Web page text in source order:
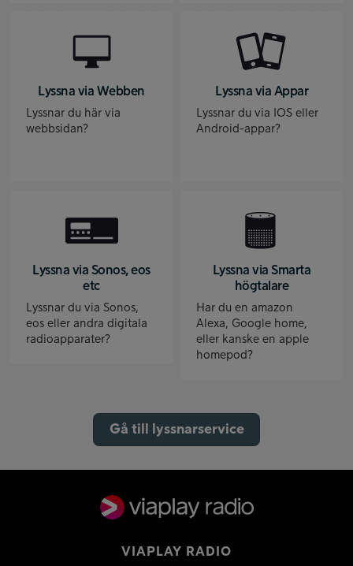
Lyssna via Webben
Lyssnar du här via
webbsidan?
Lyssna via Appar
Lyssnar du via IOS eller
Android-appar?
Lyssna via Sonos, eos
etc
Lyssnar du via Sonos,
eos eller andra digitala
radioapparater?
Lyssna via Smarta
högtalare
Har du en amazon
Alexa, Google home,
eller kanske en apple
homepod?
Gå till lyssnarservice
VIAPLAY RADIO